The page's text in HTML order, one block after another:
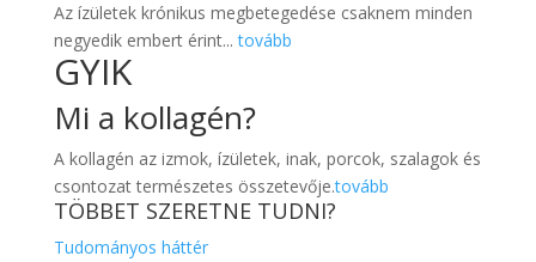
Az ízületek krónikus megbetegedése csaknem minden
negyedik embert érint...tovább
GYIK
Mi a kollagén?
A kollagén az izmok, ízületek, inak, porcok, szalagok és
csontozat természetes összetevője.tovább
TÖBBET SZERETNE TUDNI?
Tudományos háttér